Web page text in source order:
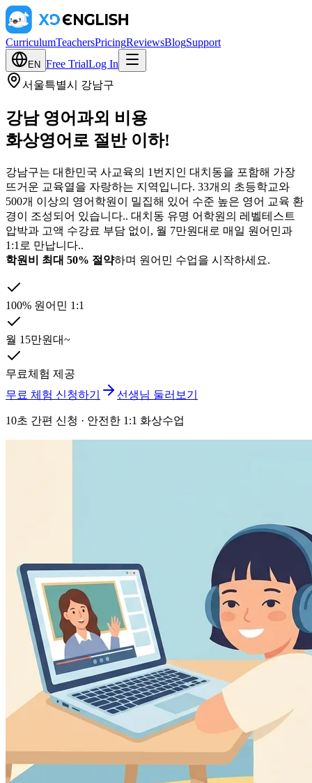
CurriculumTeachersPricingReviewsBlogSupport
EN Free TrialLog In
서울특별시 강남구
강남 영어과외 비용
화상영어로 절반 이하!
강남구는 대한민국 사교육의 1번지인 대치동을 포함해 가장
뜨거운 교육열을 자랑하는 지역입니다. 33개의 초등학교와
500개 이상의 영어학원이 밀집해 있어 수준 높은 영어 교육 환
경이 조성되어 있습니다.. 대치동 유명 어학원의 레벨테스트
압박과 고액 수강료 부담 없이, 월 7만원대로 매일 원어민과
1:1로 만납니다..
학원비 최대 50% 절약하며 원어민 수업을 시작하세요.
100% 원어민 1:1
월 15만원대~
무료체험 제공
무료 체험 신청하기
선생님 둘러보기
10초 간편 신청 · 안전한 1:1 화상수업